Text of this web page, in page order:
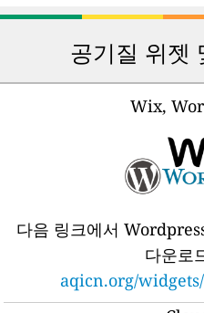
공기질 위젯
Wix,
다음 링크에서
다운로
aqicn.org/